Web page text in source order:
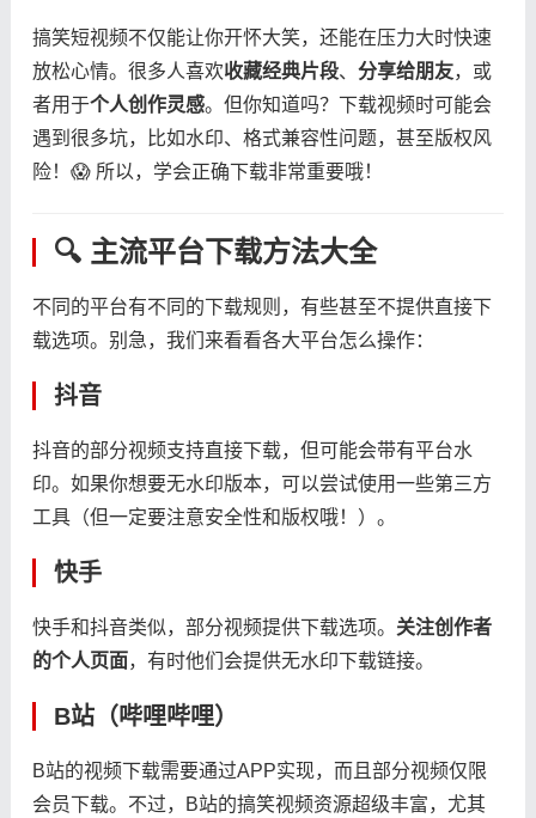
搞笑短视频不仅能让你开怀大笑，还能在压力大时快速
放松心情。很多人喜欢​​收藏经典片段​​、​ ​分享给朋友​​，或
者用于​​个人创作灵感​​。但你知道吗？下载视频时可能会
遇到很多坑，比如水印、格式兼容性问题，甚至版权风
险！😱 所以，学会正确下载非常重要哦！
🔍 主流平台下载方法大全
不同的平台有不同的下载规则，有些甚至不提供直接下
载选项。别急，我们来看看各大平台怎么操作：
抖音
抖音的部分视频支持直接下载，但可能会带有平台水
印。如果你想要无水印版本，可以尝试使用一些第三方
工具（但一定要注意安全性和版权哦！）。
快手
快手和抖音类似，部分视频提供下载选项。​ ​关注创作者
的个人页面​​，有时他们会提供无水印下载链接。
B站（哔哩哔哩）
B站的视频下载需要通过APP实现，而且部分视频仅限
会员下载。不过，B站的搞笑视频资源超级丰富，尤其